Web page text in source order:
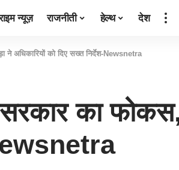
न्यूज़ राजनीती हेल्थ देश
अधिकारियों को दिए सख्त निर्देश-Newsnetra
का